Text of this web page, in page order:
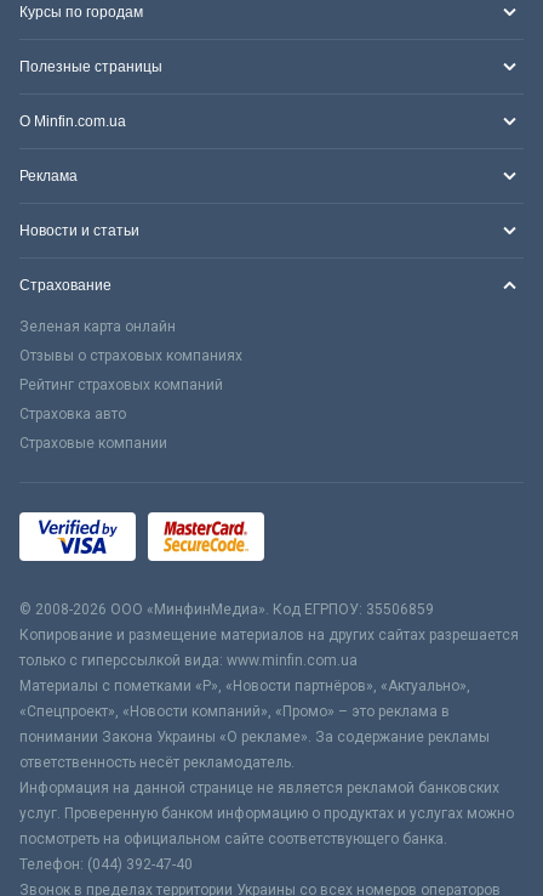
Курсы по городам
Полезные страницы
О Minfin.com.ua
Реклама
Новости и статьи
Страхование
Зеленая карта онлайн
Отзывы о страховых компаниях
Рейтинг страховых компаний
Страховка авто
Страховые компании
© 2008-2026 ООО «МинфинМедиа». Код ЕГРПОУ: 35506859
Копирование и размещение материалов на других сайтах разрешается
только с гиперссылкой вида: www.minfin.com.ua
Материалы с пометками «Р», «Новости партнёров», «Актуально»,
«Спецпроект», «Новости компаний», «Промо» – это реклама в
понимании Закона Украины «О рекламе». За содержание рекламы
ответственность несёт рекламодатель.
Информация на данной странице не является рекламой банковских
услуг. Проверенную банком информацию о продуктах и услугах можно
посмотреть на официальном сайте соответствующего банка.
Телефон: (044) 392-47-40
Звонок в пределах территории Украины со всех номеров операторов